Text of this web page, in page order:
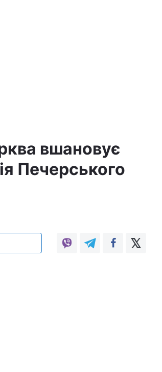
вшановує
Печерського